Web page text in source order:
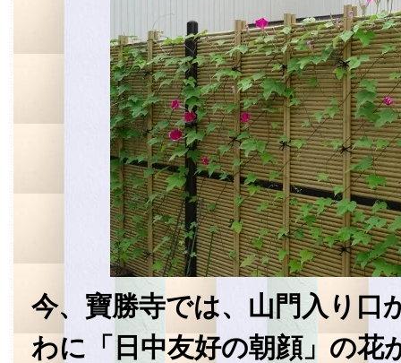
今、寶勝寺では、山門入り口
わに「日中友好の朝顔」の花